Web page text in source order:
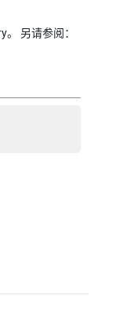
另请参阅：